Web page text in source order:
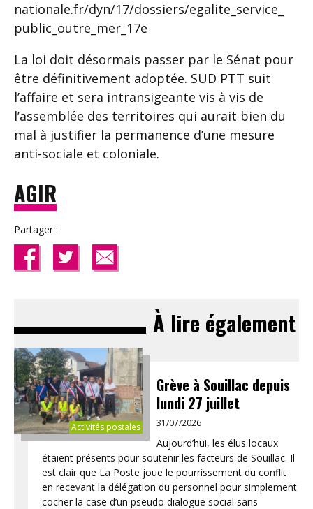
nationale.fr/dyn/17/dossiers/egalite_service_
public_outre_mer_17e
La loi doit désormais passer par le Sénat pour
être définitivement adoptée. SUD PTT suit
l’affaire et sera intransigeante vis à vis de
l’assemblée des territoires qui aurait bien du
mal à justifier la permanence d’une mesure
anti-sociale et coloniale.
AGIR
Partager :
À lire également
Activités postales
Grève à Souillac depuis
lundi 27 juillet
31/07/2026
Aujourd’hui, les élus locaux
étaient présents pour soutenir les facteurs de Souillac. Il
est clair que La Poste joue le pourrissement du conflit
en recevant la délégation du personnel pour simplement
cocher la case d’un pseudo dialogue social sans